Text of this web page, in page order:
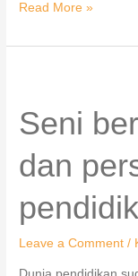
Read More »
Seni
dan
Leave a Comment /
yang
hilang
persoalan
ummah